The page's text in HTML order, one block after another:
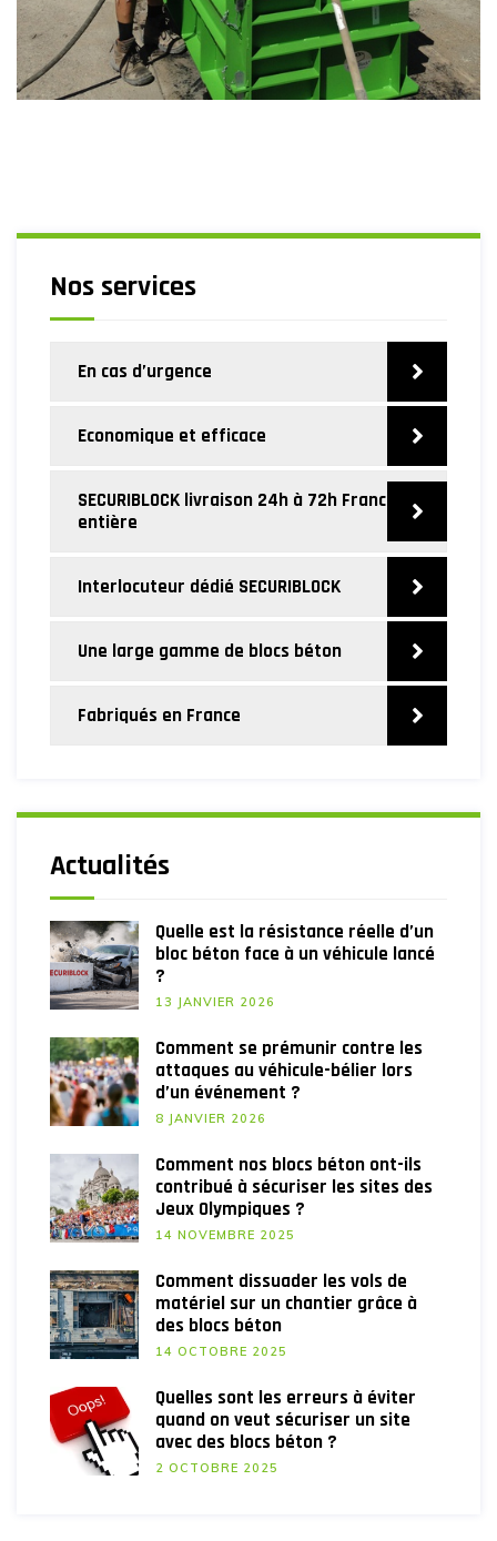
Nos services
En cas d’urgence
Economique et efficace
SECURIBLOCK livraison 24h à 72h France
entière
Interlocuteur dédié SECURIBLOCK
Une large gamme de blocs béton
Fabriqués en France
Actualités
Quelle est la résistance réelle d’un
bloc béton face à un véhicule lancé
?
13 JANVIER 2026
Comment se prémunir contre les
attaques au véhicule-bélier lors
d’un événement ?
8 JANVIER 2026
Comment nos blocs béton ont-ils
contribué à sécuriser les sites des
Jeux Olympiques ?
14 NOVEMBRE 2025
Comment dissuader les vols de
matériel sur un chantier grâce à
des blocs béton
14 OCTOBRE 2025
Quelles sont les erreurs à éviter
quand on veut sécuriser un site
avec des blocs béton ?
2 OCTOBRE 2025